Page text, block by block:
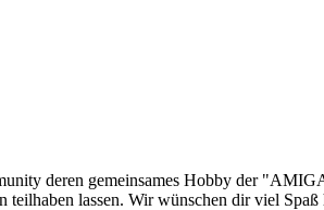
deren gemeinsames Hobby der
teilhaben lassen. Wir wünschen dir viel